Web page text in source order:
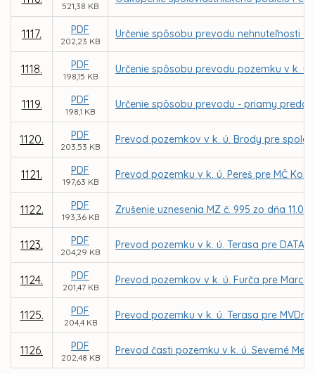
521,38 KB
1117. PDF
202,23 KB
Určenie spôsobu prevodu nehnuteľnosti -
1118. PDF
198,15 KB
Určenie spôsobu prevodu pozemku v k.
1119. PDF
198,1 KB
Určenie spôsobu prevodu - priamy predaj
1120. PDF
203,53 KB
Prevod pozemkov v k. ú. Brody pre
1121. PDF
197,63 KB
Prevod pozemku v k. ú. Pereš pre MČ
1122. PDF
193,36 KB
Zrušenie uznesenia MZ č. 995 zo dňa
1123. PDF
204,29 KB
Prevod pozemku v k. ú. Terasa pre
1124. PDF
201,47 KB
Prevod pozemkov v k. ú. Furča pre
1125. PDF
204,4 KB
Prevod pozemku v k. ú. Terasa pre
1126. PDF
202,48 KB
Prevod časti pozemku v k. ú. Severné